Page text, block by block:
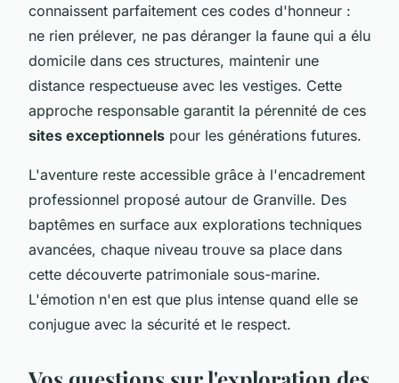
connaissent parfaitement ces codes d'honneur :
ne rien prélever, ne pas déranger la faune qui a élu
domicile dans ces structures, maintenir une
distance respectueuse avec les vestiges. Cette
approche responsable garantit la pérennité de ces
sites exceptionnels pour les générations futures.
L'aventure reste accessible grâce à l'encadrement
professionnel proposé autour de Granville. Des
baptêmes en surface aux explorations techniques
avancées, chaque niveau trouve sa place dans
cette découverte patrimoniale sous-marine.
L'émotion n'en est que plus intense quand elle se
conjugue avec la sécurité et le respect.